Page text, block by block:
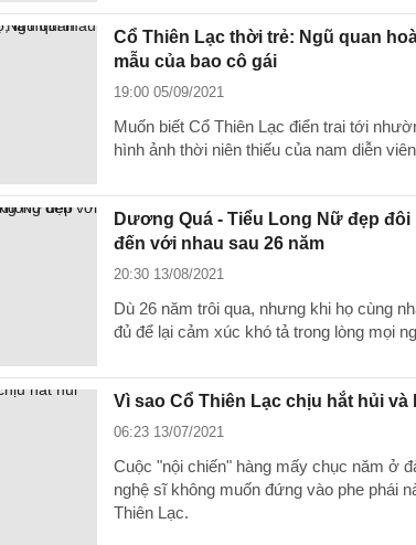
Cổ Thiên Lạc thời trẻ: Ngũ quan
mẫu của bao cô gái
19:00 05/09/2021
Muốn biết Cổ Thiên Lạc điển trai tới
hình ảnh thời niên thiếu của nam diễn
Dương Quá - Tiểu Long Nữ đẹp
đến với nhau sau 26 năm
20:30 13/08/2021
Dù 26 năm trôi qua, nhưng khi họ cùng
đủ để lại cảm xúc khó tả trong lòng mọi
Vì sao Cổ Thiên Lạc chịu hắt hủi và
06:23 13/07/2021
Cuộc "nội chiến" hàng mấy chục năm ở
nghệ sĩ không muốn đứng vào phe phái
Thiên Lạc.